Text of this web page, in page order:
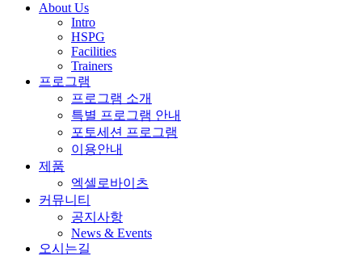
About Us
Intro
HSPG
Facilities
Trainers
프로그램
프로그램 소개
특별 프로그램 안내
포토세션 프로그램
이용안내
제품
엑셀로바이츠
커뮤니티
공지사항
News & Events
오시는길